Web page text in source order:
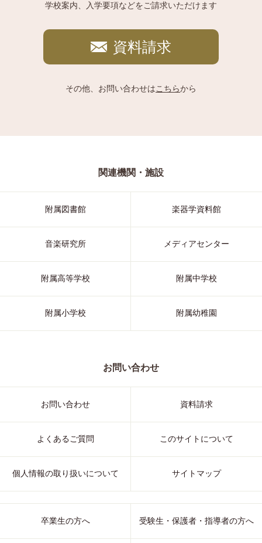
学校案内、入学要項などをご請求いただけます
資料請求
その他、お問い合わせはこちらから
関連機関・施設
附属図書館 楽器学資料館
音楽研究所 メディアセンター
附属高等学校 附属中学校
附属小学校 附属幼稚園
お問い合わせ
お問い合わせ 資料請求
よくあるご質問 このサイトについて
個人情報の取り扱いについて サイトマップ
卒業生の方へ 受験生・保護者・指導者の方へ